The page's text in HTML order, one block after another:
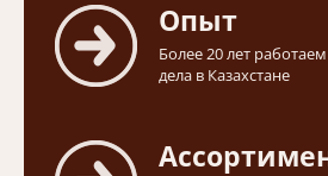
Опыт
Более 20 лет
дела в Казахстане